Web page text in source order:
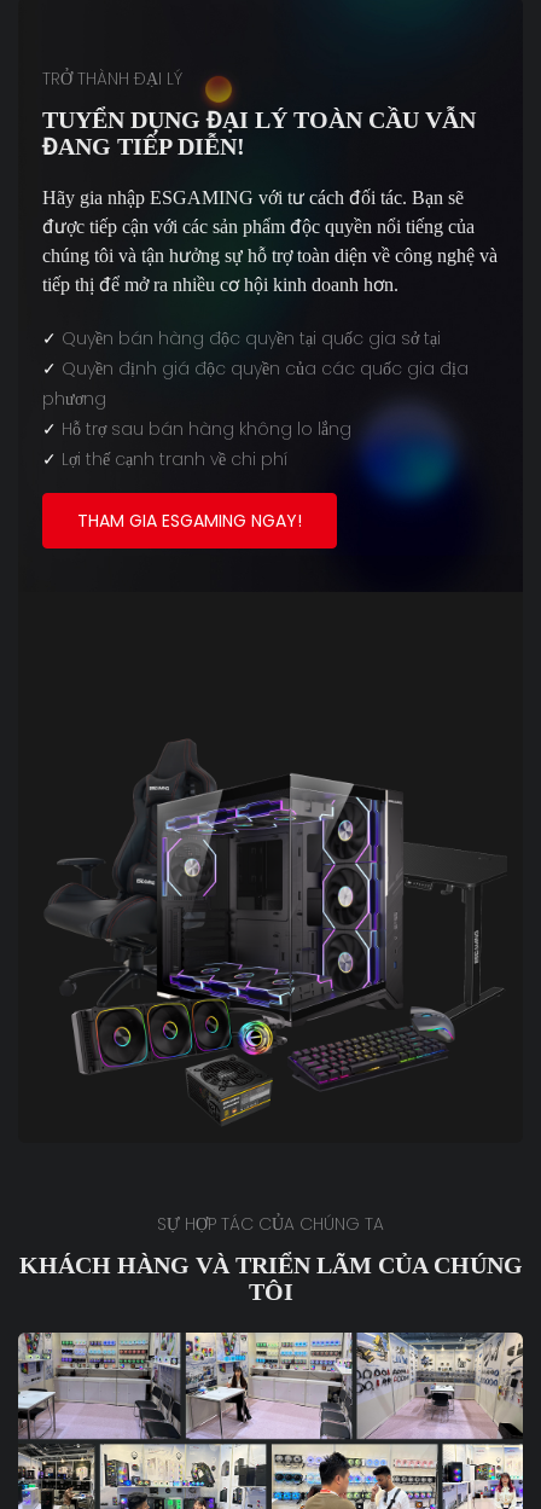
TRỞ THÀNH ĐẠI LÝ
TUYỂN DỤNG ĐẠI LÝ TOÀN CẦU VẪN
ĐANG TIẾP DIỄN!
Hãy gia nhập ESGAMING với tư cách đối tác. Bạn sẽ
được tiếp cận với các sản phẩm độc quyền nổi tiếng của
chúng tôi và tận hưởng sự hỗ trợ toàn diện về công nghệ và
tiếp thị để mở ra nhiều cơ hội kinh doanh hơn.
✓ Quyền bán hàng độc quyền tại quốc gia sở tại
✓ Quyền định giá độc quyền của các quốc gia địa
phương
✓ Hỗ trợ sau bán hàng không lo lắng
✓ Lợi thế cạnh tranh về chi phí
THAM GIA ESGAMING NGAY!
SỰ HỢP TÁC CỦA CHÚNG TA
KHÁCH HÀNG VÀ TRIỂN LÃM CỦA CHÚNG
TÔI